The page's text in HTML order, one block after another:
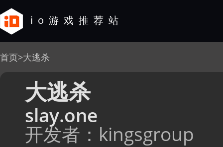
io游戏推荐站
首页>大逃杀
大逃杀
slay.one
开发者：kingsgroup